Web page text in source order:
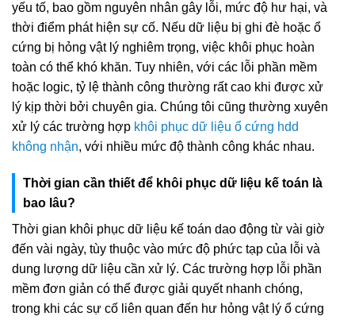
yếu tố, bao gồm nguyên nhân gây lỗi, mức độ hư hại, và
thời điểm phát hiện sự cố. Nếu dữ liệu bị ghi đè hoặc ổ
cứng bị hỏng vật lý nghiêm trọng, việc khôi phục hoàn
toàn có thể khó khăn. Tuy nhiên, với các lỗi phần mềm
hoặc logic, tỷ lệ thành công thường rất cao khi được xử
lý kịp thời bởi chuyên gia. Chúng tôi cũng thường xuyên
xử lý các trường hợp khôi phục dữ liệu ổ cứng hdd
không nhận, với nhiều mức độ thành công khác nhau.
Thời gian cần thiết để khôi phục dữ liệu kế toán là
bao lâu?
Thời gian khôi phục dữ liệu kế toán dao động từ vài giờ
đến vài ngày, tùy thuộc vào mức độ phức tạp của lỗi và
dung lượng dữ liệu cần xử lý. Các trường hợp lỗi phần
mềm đơn giản có thể được giải quyết nhanh chóng,
trong khi các sự cố liên quan đến hư hỏng vật lý ổ cứng